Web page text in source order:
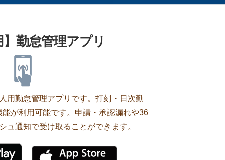
勤怠管理アプリ
用勤怠管理アプリです。打刻・日次勤
が利用可能です。申請・承認漏れや36
ュ通知で受け取ることができます。